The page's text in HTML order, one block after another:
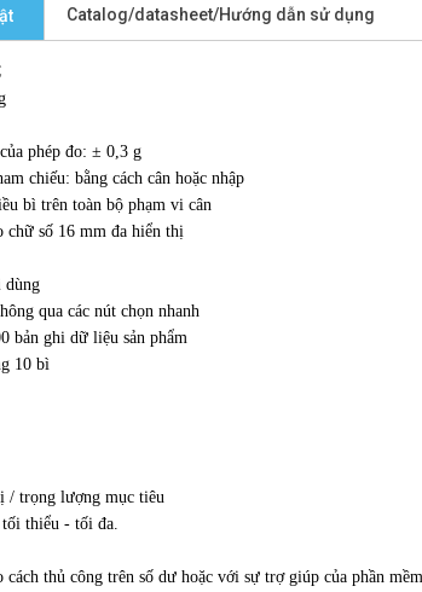
Catalog/datasheet/Hướng dẫn sử dụng
phép đo: ± 0,3 g
chiếu: bằng cách cân hoặc nhập
bì trên toàn bộ phạm vi cân
chữ số 16 mm đa hiển thị
dùng
qua các nút chọn nhanh
bản ghi dữ liệu sản phẩm
10 bì
/ trọng lượng mục tiêu
thiểu - tối đa.
thủ công trên số dư hoặc với sự trợ giúp của phần